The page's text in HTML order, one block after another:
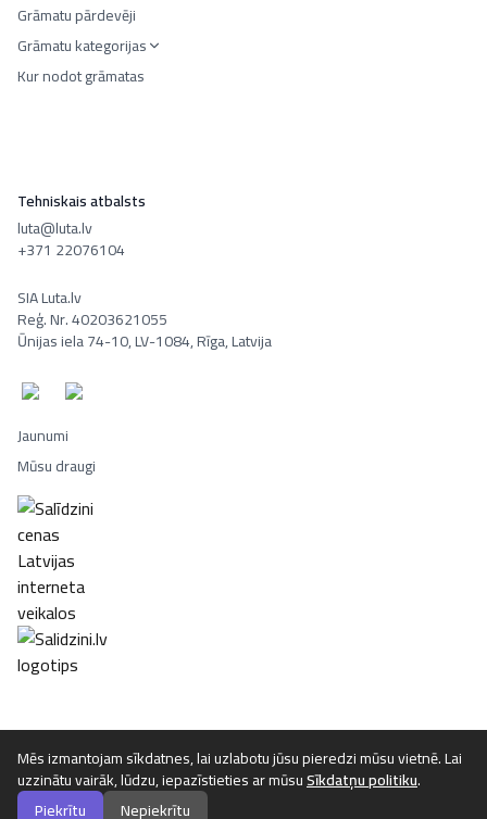
Mēs izmantojam sīkdatnes, lai uzlabotu jūsu pieredzi mūsu vietnē. Lai
uzzinātu vairāk, lūdzu, iepazīstieties ar mūsuSīkdatņu politiku.
Piekrītu
Nepiekrītu
Grāmatu pārdevēji
Grāmatu kategorijas
Kur nodot grāmatas
Tehniskais atbalsts
luta@luta.lv
+371 22076104
SIA Luta.lv
Reģ. Nr. 40203621055
Ūnijas iela 74-10, LV-1084, Rīga, Latvija
Jaunumi
Mūsu draugi
©2026Luta.lv. Visas tiesības aizsargātas.